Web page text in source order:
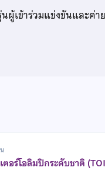
ผู้เข้าร่วมแข่งขันและค่
อร์โอลิมปิกระดับชาติ